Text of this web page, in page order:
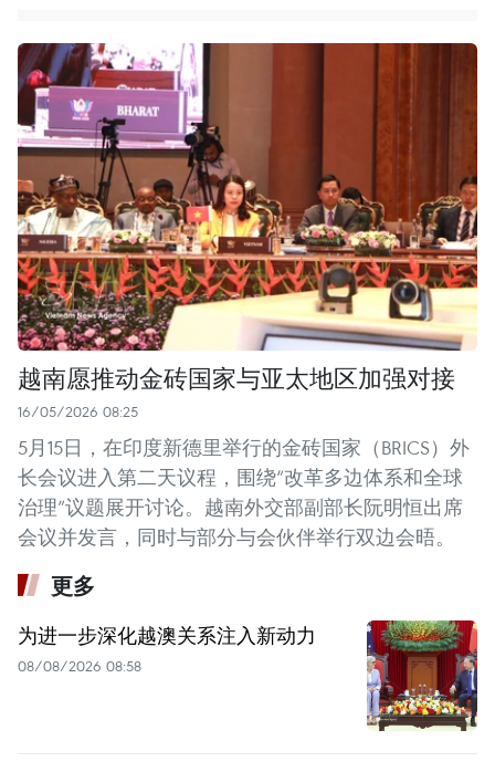
越南愿推动金砖国家与亚太地区加强对接
16/05/2026 08:25
5月15日，在印度新德里举行的金砖国家（BRICS）外
长会议进入第二天议程，围绕“改革多边体系和全球
治理”议题展开讨论。越南外交部副部长阮明恒出席
会议并发言，同时与部分与会伙伴举行双边会晤。
更多
为进一步深化越澳关系注入新动力
08/08/2026 08:58